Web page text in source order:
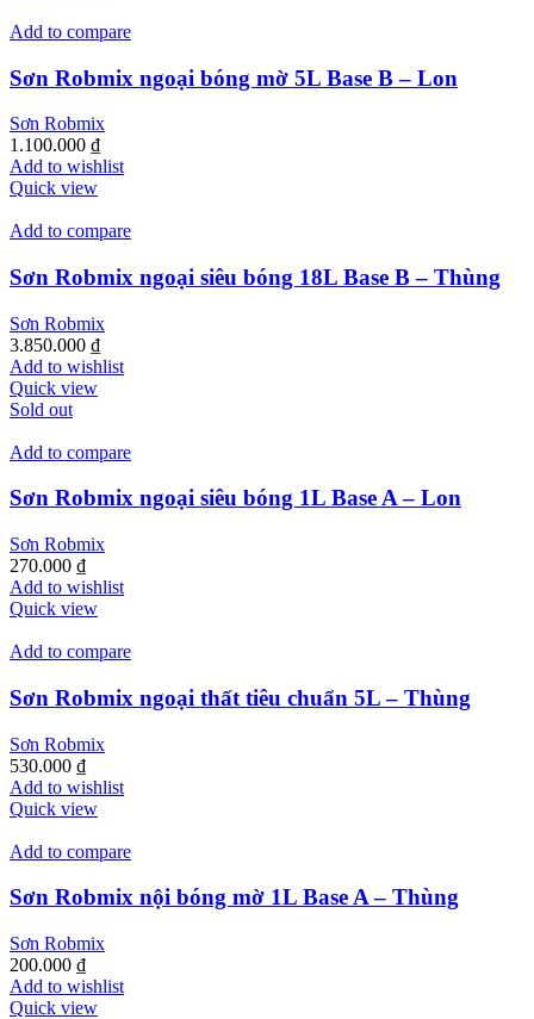
Add to compare
Sơn Robmix ngoại bóng mờ 5L Base B – Lon
Sơn Robmix
1.100.000 ₫
Add to wishlist
Quick view
Add to compare
Sơn Robmix ngoại siêu bóng 18L Base B – Thùng
Sơn Robmix
3.850.000 ₫
Add to wishlist
Quick view
Sold out
Add to compare
Sơn Robmix ngoại siêu bóng 1L Base A – Lon
Sơn Robmix
270.000 ₫
Add to wishlist
Quick view
Add to compare
Sơn Robmix ngoại thất tiêu chuẩn 5L – Thùng
Sơn Robmix
530.000 ₫
Add to wishlist
Quick view
Add to compare
Sơn Robmix nội bóng mờ 1L Base A – Thùng
Sơn Robmix
200.000 ₫
Add to wishlist
Quick view